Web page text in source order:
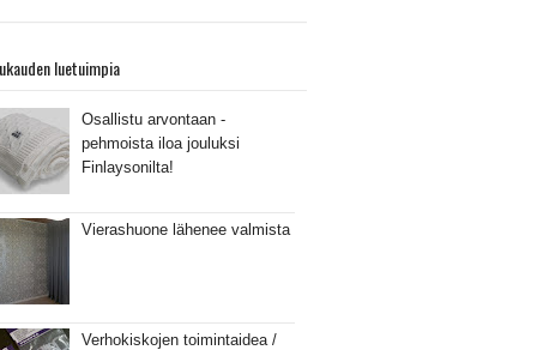
luetuimpia
Osallistu arvontaan -
pehmoista iloa jouluksi
Finlaysonilta!
Vierashuone lähenee valmista
Verhokiskojen toimintaidea /